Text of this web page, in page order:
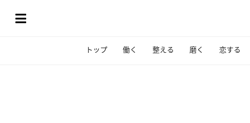
トップ 働く 整える 磨く 恋する